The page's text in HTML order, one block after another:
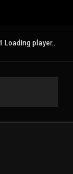
Loading player..